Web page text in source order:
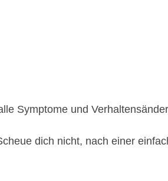
Symptome und
dich nicht, nach einer